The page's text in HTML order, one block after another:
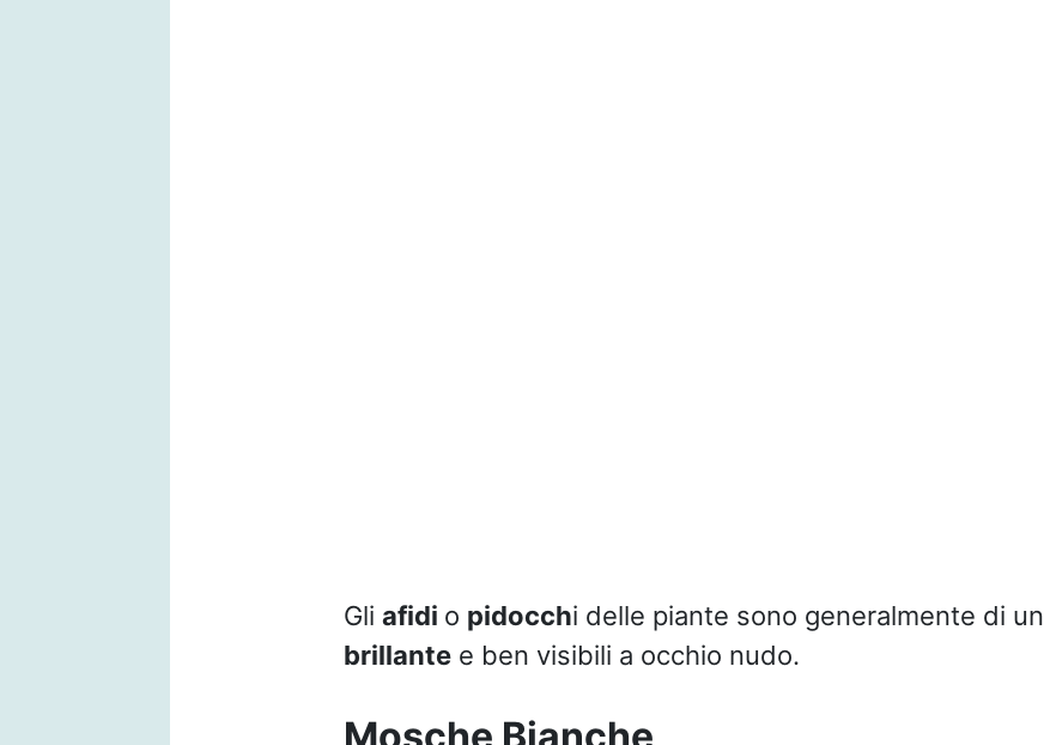
Gli afidi o pidocchi delle piante sono generalmente di un
brillantee ben visibili a occhio nudo.